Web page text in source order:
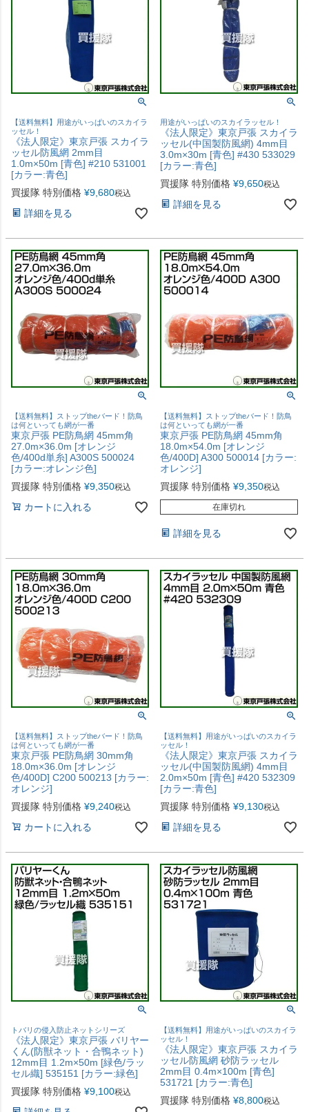
【送料無料】用途がいっぱいのスカイラ
ッセル！
《法人限定》東京戸張 スカイラ
ッセル防風網 2mm目
1.0m×50m [青色] #210 531001
[カラー:青色]
買援隊 特別価格 ¥9,680税込
詳細を見る
用途がいっぱいのスカイラッセル！
《法人限定》東京戸張 スカイラ
ッセル(中国製防風網) 4mm目
3.0m×30m [青色] #430 533029
[カラー:青色]
買援隊 特別価格 ¥9,650税込
詳細を見る
【送料無料】ストップtheバード！防鳥
は何といっても網が一番
東京戸張 PE防鳥網 45mm角
27.0m×36.0m [オレンジ
色/400d単糸] A300S 500024
[カラー:オレンジ色]
買援隊 特別価格 ¥9,350税込
カートに入れる
【送料無料】ストップtheバード！防鳥
は何といっても網が一番
東京戸張 PE防鳥網 45mm角
18.0m×54.0m [オレンジ
色/400D] A300 500014 [カラー:
オレンジ]
買援隊 特別価格 ¥9,350税込
在庫切れ
詳細を見る
【送料無料】ストップtheバード！防鳥
は何といっても網が一番
東京戸張 PE防鳥網 30mm角
18.0m×36.0m [オレンジ
色/400D] C200 500213 [カラー:
オレンジ]
買援隊 特別価格 ¥9,240税込
カートに入れる
【送料無料】用途がいっぱいのスカイラ
ッセル！
《法人限定》東京戸張 スカイラ
ッセル(中国製防風網) 4mm目
2.0m×50m [青色] #420 532309
[カラー:青色]
買援隊 特別価格 ¥9,130税込
詳細を見る
トバリの侵入防止ネットシリーズ
《法人限定》東京戸張 バリヤー
くん(防獣ネット・合鴨ネット)
12mm目 1.2m×50m [緑色/ラッ
セル織] 535151 [カラー:緑色]
買援隊 特別価格 ¥9,100税込
【送料無料】用途がいっぱいのスカイラ
ッセル！
《法人限定》東京戸張 スカイラ
ッセル防風網 砂防ラッセル
2mm目 0.4m×100m [青色]
531721 [カラー:青色]
買援隊 特別価格 ¥8,800税込